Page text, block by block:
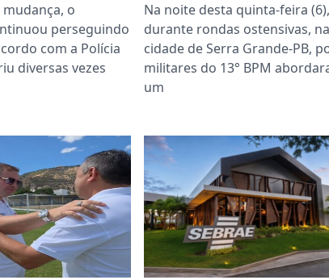
o
perseguindo
com a Polícia
diversas vezes
Na noite desta quinta-feira (6),
durante rondas ostensivas, na
cidade de Serra Grande-PB,
militares do 13° BPM
um